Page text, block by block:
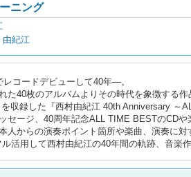
ニング
由紀江
レコードデビューして40年―。
た40枚のアルバムよりその時代を象徴する
収録した『西村由紀江 40th Anniversary ～
セージ、40周年記念ALL TIME BESTのCD
人からの演奏ポイント箇所や楽曲、演奏に対
活用して西村由紀江の40年間の軌跡、音楽